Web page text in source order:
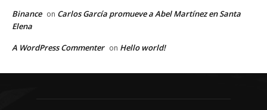
Binance on Carlos García promueve a Abel Martínez en Santa
Elena
A WordPress Commenter on Hello world!